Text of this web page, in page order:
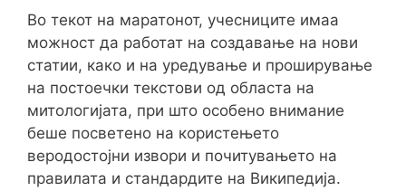
Во текот на маратонот, учесниците имаа
можност да работат на создавање на нови
статии, како и на уредување и проширување
на постоечки текстови од областа на
митологијата, при што особено внимание
беше посветено на користењето
веродостојни извори и почитувањето на
правилата и стандардите на Википедија.